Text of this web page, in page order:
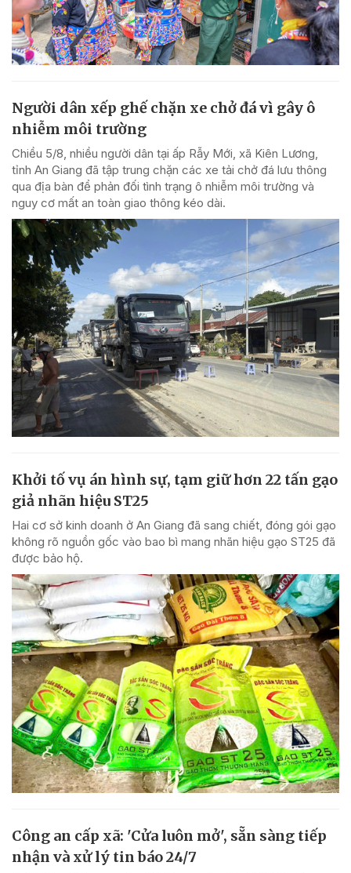
Người dân xếp ghế chặn xe chở đá vì gây ô
nhiễm môi trường
Chiều 5/8, nhiều người dân tại ấp Rẫy Mới, xã Kiên Lương,
tỉnh An Giang đã tập trung chặn các xe tải chở đá lưu thông
qua địa bàn để phản đối tình trạng ô nhiễm môi trường và
nguy cơ mất an toàn giao thông kéo dài.
Khởi tố vụ án hình sự, tạm giữ hơn 22 tấn gạo
giả nhãn hiệu ST25
Hai cơ sở kinh doanh ở An Giang đã sang chiết, đóng gói gạo
không rõ nguồn gốc vào bao bì mang nhãn hiệu gạo ST25 đã
được bảo hộ.
Công an cấp xã: 'Cửa luôn mở', sẵn sàng tiếp
nhận và xử lý tin báo 24/7